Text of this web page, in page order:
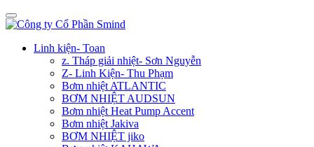
Linh kiện- Toan
z. Tháp giải nhiệt- Sơn Nguyễn
Z- Linh Kiện- Thu Phạm
Bơm nhiệt ATLANTIC
BƠM NHIỆT AUDSUN
Bơm nhiệt Heat Pump Accent
Bơm nhiệt Jakiva
BƠM NHIỆT jiko